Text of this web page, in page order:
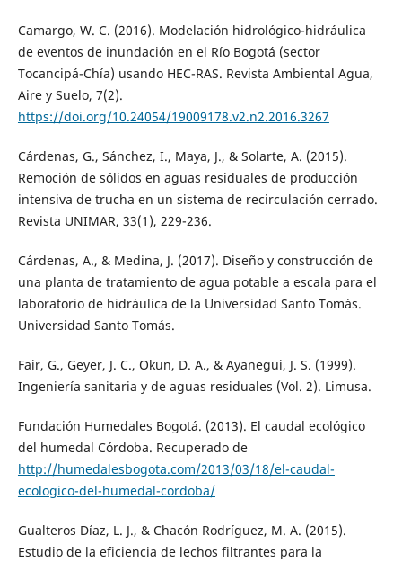
Camargo, W. C. (2016). Modelación hidrológico-hidráulica
de eventos de inundación en el Río Bogotá (sector
Tocancipá-Chía) usando HEC-RAS. Revista Ambiental Agua,
Aire y Suelo, 7(2).
https://doi.org/10.24054/19009178.v2.n2.2016.3267
Cárdenas, G., Sánchez, I., Maya, J., & Solarte, A. (2015).
Remoción de sólidos en aguas residuales de producción
intensiva de trucha en un sistema de recirculación cerrado.
Revista UNIMAR, 33(1), 229-236.
Cárdenas, A., & Medina, J. (2017). Diseño y construcción de
una planta de tratamiento de agua potable a escala para el
laboratorio de hidráulica de la Universidad Santo Tomás.
Universidad Santo Tomás.
Fair, G., Geyer, J. C., Okun, D. A., & Ayanegui, J. S. (1999).
Ingeniería sanitaria y de aguas residuales (Vol. 2). Limusa.
Fundación Humedales Bogotá. (2013). El caudal ecológico
del humedal Córdoba. Recuperado de
http://humedalesbogota.com/2013/03/18/el-caudal-
ecologico-del-humedal-cordoba/
Gualteros Díaz, L. J., & Chacón Rodríguez, M. A. (2015).
Estudio de la eficiencia de lechos filtrantes para la